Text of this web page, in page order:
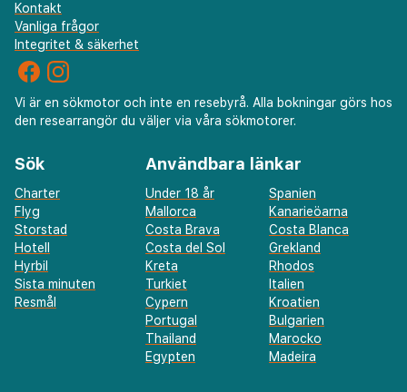
Kontakt
Vanliga frågor
Integritet & säkerhet
Vi är en sökmotor och inte en resebyrå. Alla bokningar görs hos
den researrangör du väljer via våra sökmotorer.
Sök
Charter
Flyg
Storstad
Hotell
Hyrbil
Sista minuten
Resmål
Användbara länkar
Under 18 år
Spanien
Mallorca
Kanarieöarna
Costa Brava
Costa Blanca
Costa del Sol
Grekland
Kreta
Rhodos
Turkiet
Italien
Cypern
Kroatien
Portugal
Bulgarien
Thailand
Marocko
Egypten
Madeira